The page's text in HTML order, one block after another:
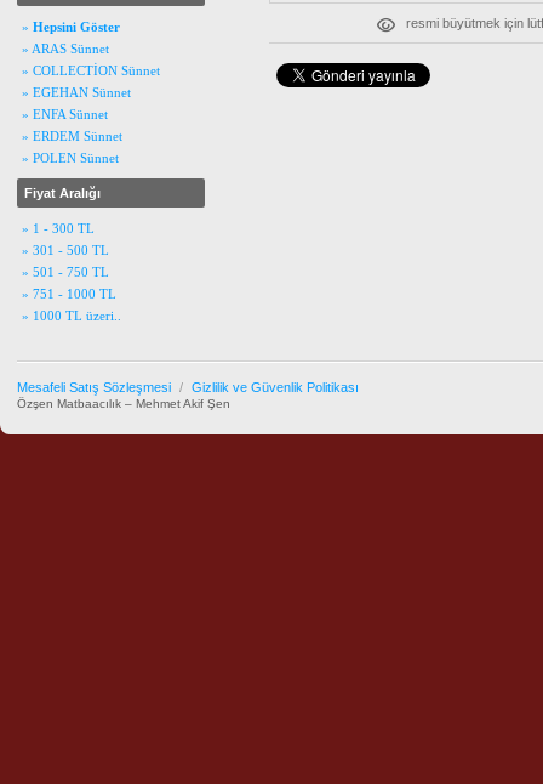
» Hepsini Göster
» ARAS Sünnet
» COLLECTİON Sünnet
» EGEHAN Sünnet
» ENFA Sünnet
» ERDEM Sünnet
» POLEN Sünnet
Fiyat Aralığı
» 1 - 300 TL
» 301 - 500 TL
» 501 - 750 TL
» 751 - 1000 TL
» 1000 TL üzeri..
resmi büyütmek için
Mesafeli Satış Sözleşmesi / Gizlilik ve Güvenlik Politikası
Özşen Matbaacılık – Mehmet Akif Şen